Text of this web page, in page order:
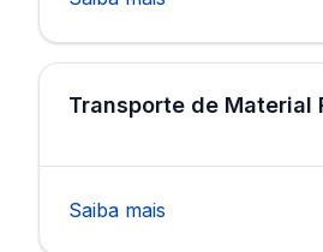
Transporte de Material
Saiba mais